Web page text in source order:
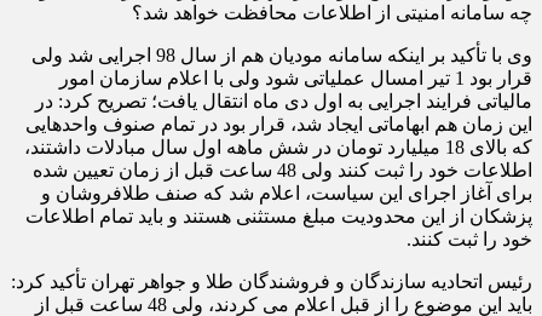
چه سامانه امنیتی از اطلاعات محافظت خواهد شد؟
وی با تأکید بر اینکه سامانه مودیان هم از سال 98 اجرایی شد ولی
قرار بود 1 تیر امسال عملیاتی شود ولی با اعلام سازمان امور
مالیاتی فرایند اجرایی به اول دی ماه انتقال یافت؛ تصریح کرد: در
این زمان هم ابهاماتی ایجاد شد، قرار بود در تمام صنوف واحدهایی
که بالای 18 میلیارد تومان در شش ماهه اول سال مبادلات داشتند،
اطلاعات خود را ثبت کنند ولی 48 ساعت قبل از زمان تعیین شده
برای آغاز اجرای این سیاست، اعلام شد که صنف طلافروشان و
پزشکان از این محدودیت مبلغ مستثنی هستند و باید تمام اطلاعات
خود را ثبت کنند.
رئیس اتحادیه سازندگان و فروشندگان طلا و جواهر تهران تأکید کرد:
باید این موضوع را از قبل اعلام می کردند، ولی 48 ساعت قبل از